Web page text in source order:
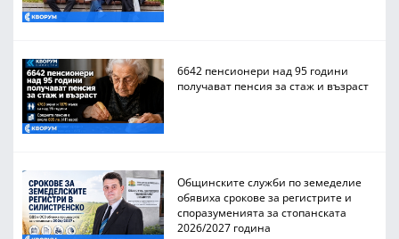
6642 пенсионери над 95 години
получават пенсия за стаж и възраст
Общинските служби по земеделие
обявиха срокове за регистрите и
споразуменията за стопанската
2026/2027 година